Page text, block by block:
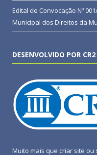
Edital de Convocação Nº
Municipal dos Direitos da
DESENVOLVIDO POR CR2
Muito mais que criar site ou